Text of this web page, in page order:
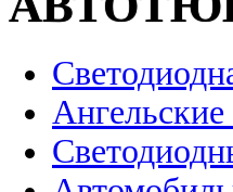
Ангельские